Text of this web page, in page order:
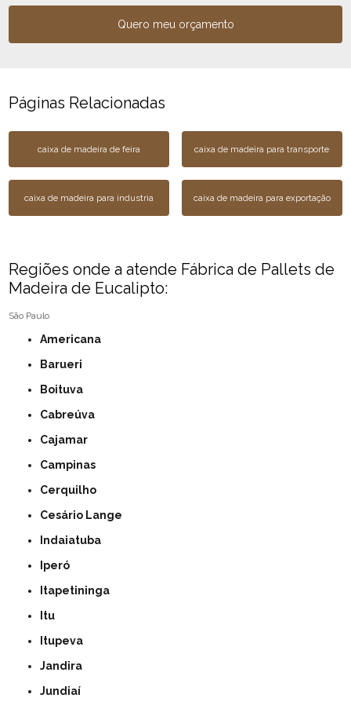
Quero meu orçamento
Páginas Relacionadas
caixa de madeira de feira caixa de madeira para transporte
caixa de madeira para industria caixa de madeira para exportação
Regiões onde a atende Fábrica de Pallets de
Madeira de Eucalipto:
São Paulo
Americana
Barueri
Boituva
Cabreúva
Cajamar
Campinas
Cerquilho
Cesário Lange
Indaiatuba
Iperó
Itapetininga
Itu
Itupeva
Jandira
Jundiaí